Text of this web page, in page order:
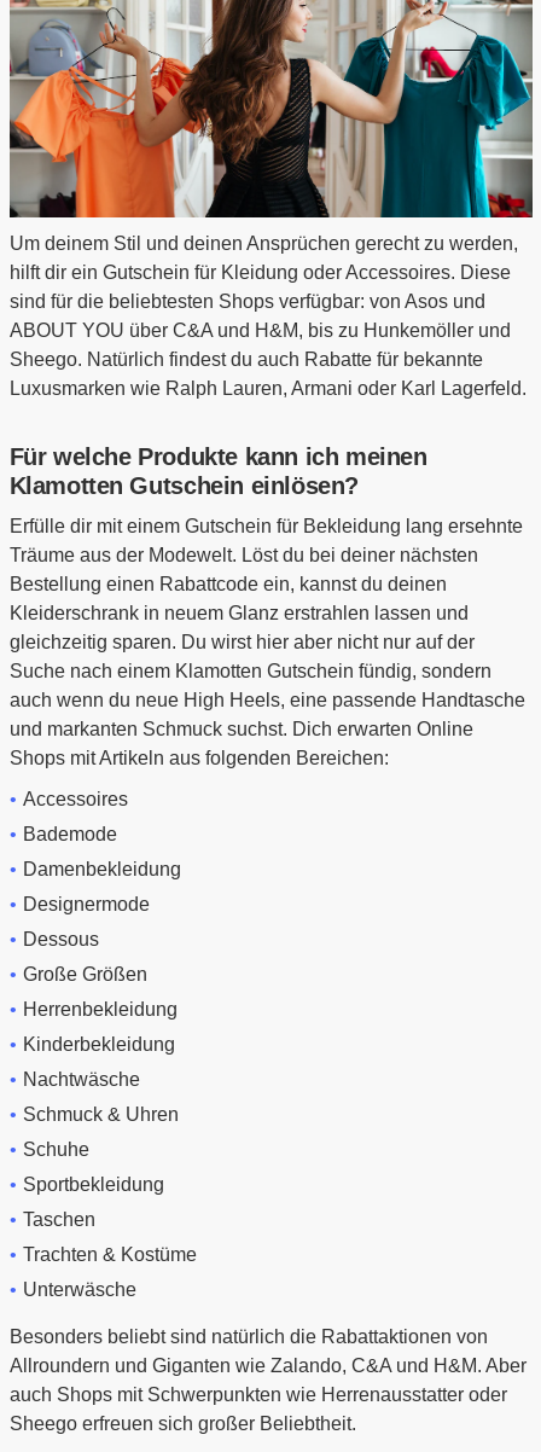
Um deinem Stil und deinen Ansprüchen gerecht zu werden,
hilft dir ein Gutschein für Kleidung oder Accessoires. Diese
sind für die beliebtesten Shops verfügbar: von Asos und
ABOUT YOU über C&A und H&M, bis zu Hunkemöller und
Sheego. Natürlich findest du auch Rabatte für bekannte
Luxusmarken wie Ralph Lauren, Armani oder Karl Lagerfeld.
Für welche Produkte kann ich meinen
Klamotten Gutschein einlösen?
Erfülle dir mit einem Gutschein für Bekleidung lang ersehnte
Träume aus der Modewelt. Löst du bei deiner nächsten
Bestellung einen Rabattcode ein, kannst du deinen
Kleiderschrank in neuem Glanz erstrahlen lassen und
gleichzeitig sparen. Du wirst hier aber nicht nur auf der
Suche nach einem Klamotten Gutschein fündig, sondern
auch wenn du neue High Heels, eine passende Handtasche
und markanten Schmuck suchst. Dich erwarten Online
Shops mit Artikeln aus folgenden Bereichen:
Accessoires
Bademode
Damenbekleidung
Designermode
Dessous
Große Größen
Herrenbekleidung
Kinderbekleidung
Nachtwäsche
Schmuck & Uhren
Schuhe
Sportbekleidung
Taschen
Trachten & Kostüme
Unterwäsche
Besonders beliebt sind natürlich die Rabattaktionen von
Allroundern und Giganten wie Zalando, C&A und H&M. Aber
auch Shops mit Schwerpunkten wie Herrenausstatter oder
Sheego erfreuen sich großer Beliebtheit.